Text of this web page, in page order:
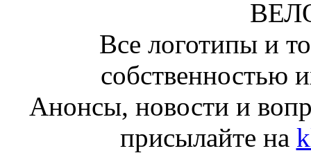
Все логотипы и
собственностью
Анонсы, новости и
присылайте на